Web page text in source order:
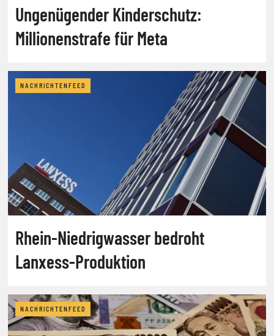
Ungenügender Kinderschutz:
Millionenstrafe für Meta
NACHRICHTENFEED
Rhein-Niedrigwasser bedroht
Lanxess-Produktion
NACHRICHTENFEED